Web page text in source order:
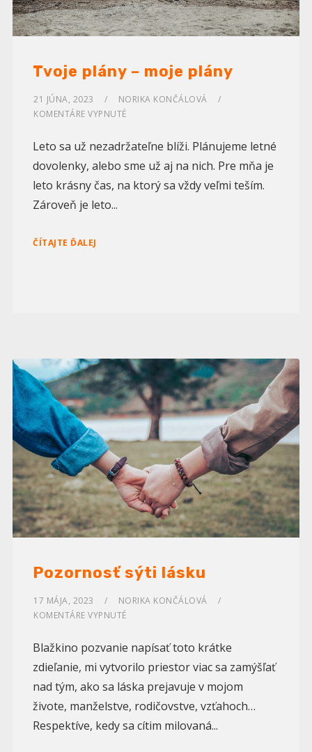
Tvoje plány – moje plány
21 JÚNA, 2023
NORIKA KONČÁLOVÁ
KOMENTÁRE VYPNUTÉ
Leto sa už nezadržateľne blíži. Plánujeme letné
dovolenky, alebo sme už aj na nich. Pre mňa je
leto krásny čas, na ktorý sa vždy veľmi teším.
Zároveň je leto...
ČÍTAJTE ĎALEJ
Pozornosť sýti lásku
17 MÁJA, 2023
NORIKA KONČÁLOVÁ
KOMENTÁRE VYPNUTÉ
Blažkino pozvanie napísať toto krátke
zdieľanie, mi vytvorilo priestor viac sa zamýšľať
nad tým, ako sa láska prejavuje v mojom
živote, manželstve, rodičovstve, vzťahoch…
Respektíve, kedy sa cítim milovaná...